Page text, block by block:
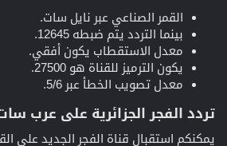
القمر الصناعي عبر نايل سات.
بينما التردد يتم ضبطه 12645.
معدل الاستقطاب يكون أفقي.
يكون الترميز للقناة هو 27500.
معدل تصويب الخطأ عبر 5/6.
تردد الفجر الجزائرية على عرب
يمكنكم استقبال قناة الفجر الجديد على